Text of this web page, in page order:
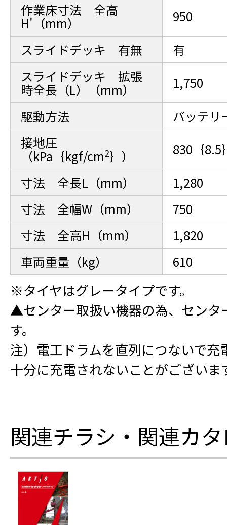
作業床寸法 全高
H'（mm）
950
スライドデッキ 有無
有
スライドデッキ 拡張
時全長（L）（mm）
1,750
駆動方法
バッテリ
接地圧
（kPa｛kgf/cm2｝）
830｛8.5
寸法 全長L（mm）
1,280
寸法 全幅W（mm）
750
寸法 全高H（mm）
1,820
車両重量（kg）
610
※タイヤはグレータイプです。
▲センター取扱い機器の為、センタ
す。
注）電工ドラムを直列につないで
十分に充電されないことがござい
関連チラシ・関連カ